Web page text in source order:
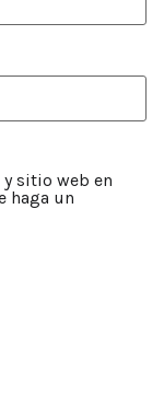
sitio web en
haga un